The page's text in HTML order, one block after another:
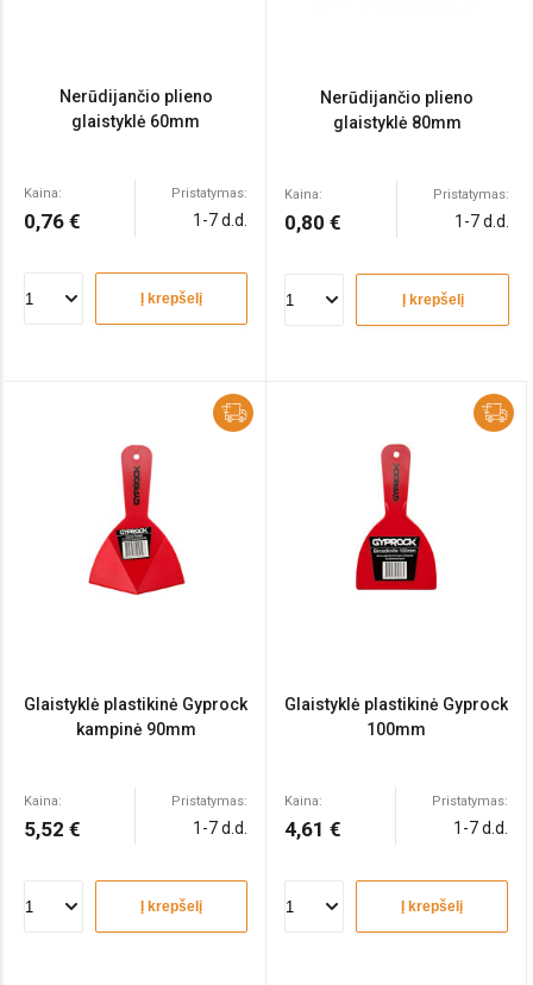
Nerūdijančio plieno
glaistyklė 60mm
Kaina:
0,76 €
Pristatymas:
1-7 d.d.
Į krepšelį
Nerūdijančio plieno
glaistyklė 80mm
Kaina:
0,80 €
Pristatymas:
1-7 d.d.
Į krepšelį
Glaistyklė plastikinė Gyprock
kampinė 90mm
Kaina:
5,52 €
Pristatymas:
1-7 d.d.
Į krepšelį
Glaistyklė plastikinė Gyprock
100mm
Kaina:
4,61 €
Pristatymas:
1-7 d.d.
Į krepšelį